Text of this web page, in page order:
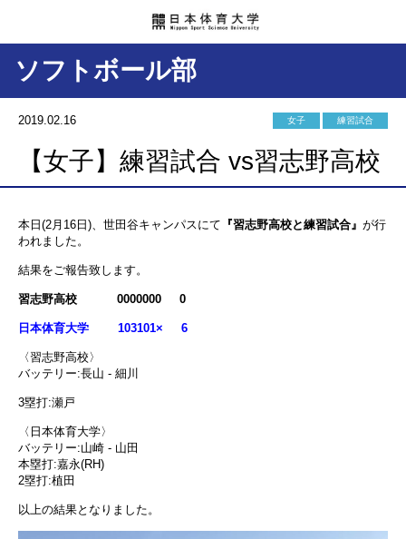
ソフトボール部
2019.02.16 女子 練習試合
【女子】練習試合 vs習志野高校
本日(2月16日)、世田谷キャンパスにて 『習志野高校と練習試合』 が行
われました。
結果をご報告致します。
習志野高校 0000000 0
日本体育大学 103101× 6
〈習志野高校〉
バッテリー:長山 - 細川
3塁打:瀬戸
〈日本体育大学〉
バッテリー:山崎 - 山田
本塁打:嘉永(RH)
2塁打:植田
以上の結果となりました。